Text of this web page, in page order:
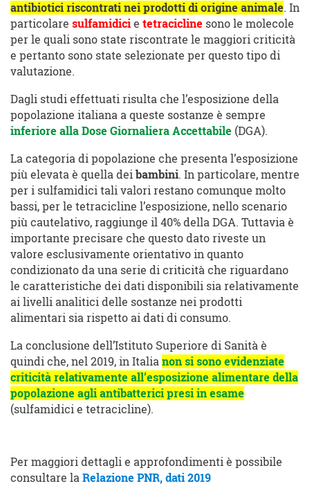
antibiotici riscontrati nei prodotti di origine animale. In
particolare sulfamidici e tetracicline sono le molecole
per le quali sono state riscontrate le maggiori criticità
e pertanto sono state selezionate per questo tipo di
valutazione.
Dagli studi effettuati risulta che l’esposizione della
popolazione italiana a queste sostanze è sempre
inferiore alla Dose Giornaliera Accettabile (DGA).
La categoria di popolazione che presenta l’esposizione
più elevata è quella deibambini. In particolare, mentre
per i sulfamidici tali valori restano comunque molto
bassi, per le tetracicline l’esposizione, nello scenario
più cautelativo, raggiunge il 40% della DGA. Tuttavia è
importante precisare che questo dato riveste un
valore esclusivamente orientativo in quanto
condizionato da una serie di criticità che riguardano
le caratteristiche dei dati disponibili sia relativamente
ai livelli analitici delle sostanze nei prodotti
alimentari sia rispetto ai dati di consumo.
La conclusione dell’Istituto Superiore di Sanità è
quindi che, nel 2019, in Italia non si sono evidenziate
criticità relativamente all’esposizione alimentare della
popolazione agli antibatterici presi in esame
(sulfamidici e tetracicline).
Per maggiori dettagli e approfondimenti è possibile
consultare la Relazione PNR, dati 2019